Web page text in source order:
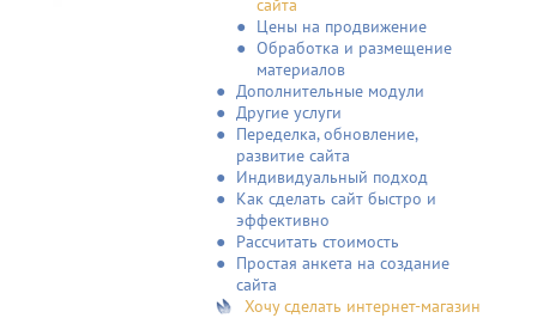
сайта
Цены на продвижение
Обработка и размещение
материалов
Дополнительные модули
Другие услуги
Переделка, обновление,
развитие сайта
Индивидуальный подход
Как сделать сайт быстро и
эффективно
Рассчитать стоимость
Простая анкета на создание
сайта
Хочу сделать интернет-магазин